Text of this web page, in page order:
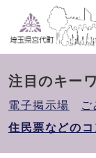
注目のキー
電子掲示場
ご
住民票などの